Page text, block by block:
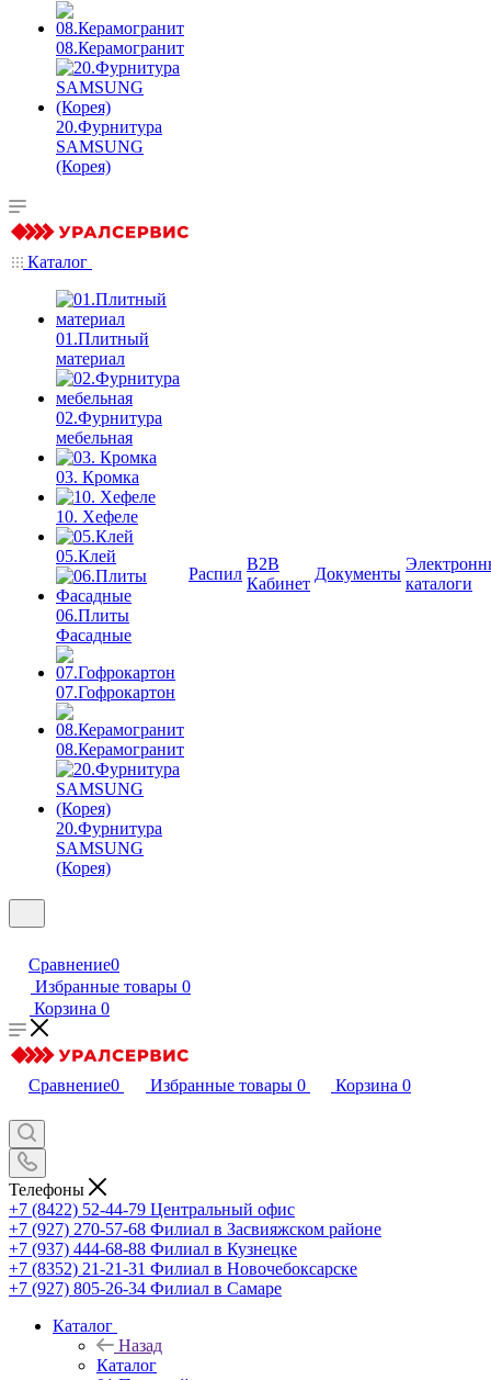
08.Керамогранит
20.Фурнитура
SAMSUNG
(Корея)
Каталог
01.Плитный
материал
02.Фурнитура
мебельная
03. Кромка
10. Хефеле
05.Клей
06.Плиты
Фасадные
07.Гофрокартон
08.Керамогранит
20.Фурнитура
SAMSUNG
(Корея)
Распил
B2B
Кабинет
Документы
каталоги
Сравнение0
Избранные товары 0
Корзина 0
Сравнение0 Избранные товары 0 Корзина 0
Телефоны
+7 (8422) 52-44-79 Центральный офис
+7 (927) 270-57-68 Филиал в Засвияжском районе
+7 (937) 444-68-88 Филиал в Кузнецке
+7 (8352) 21-21-31 Филиал в Новочебоксарске
+7 (927) 805-26-34 Филиал в Самаре
Каталог
Назад
Каталог